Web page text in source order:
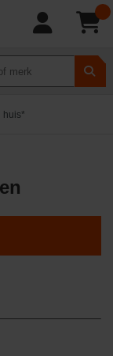
huis*